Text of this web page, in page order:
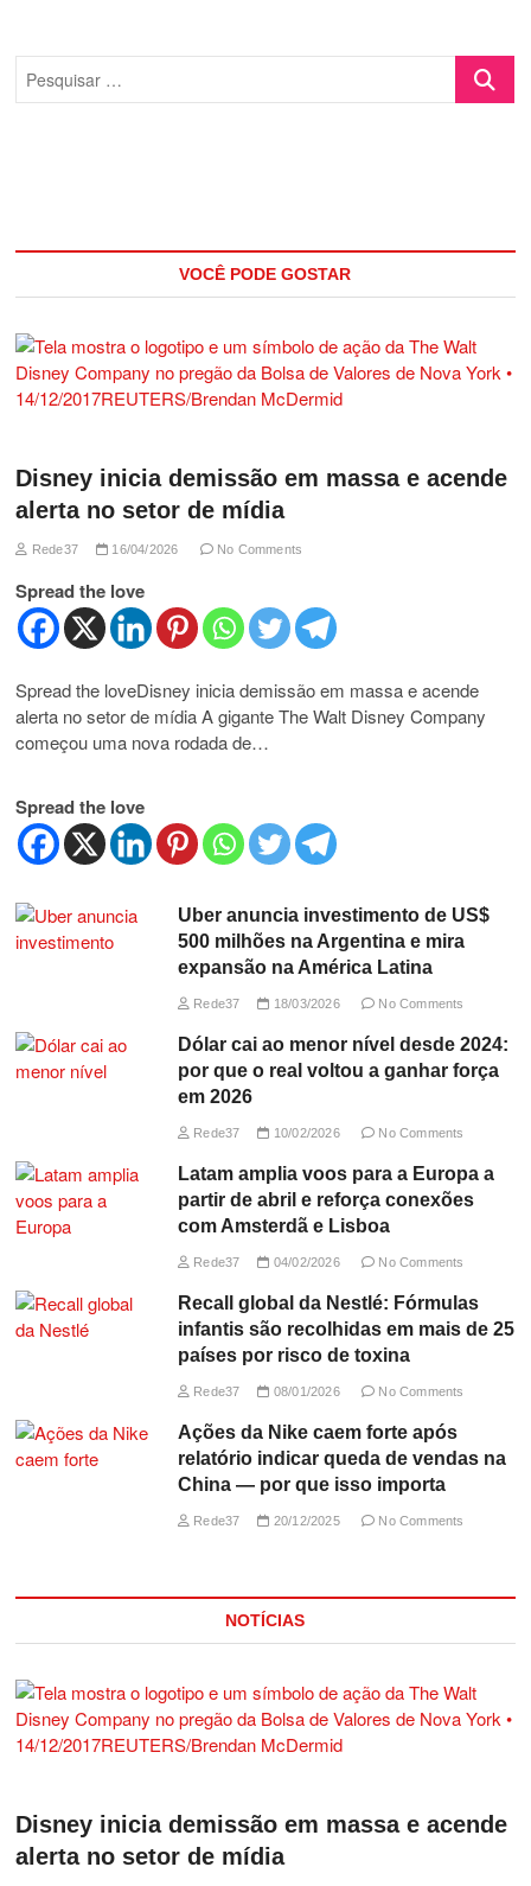
VOCÊ PODE GOSTAR
Disney inicia demissão em massa e acende
alerta no setor de mídia
Rede37 16/04/2026 No Comments
Spread the love
Spread the loveDisney inicia demissão em massa e acende
alerta no setor de mídia A gigante The Walt Disney Company
começou uma nova rodada de…
Spread the love
Uber anuncia investimento de US$
500 milhões na Argentina e mira
expansão na América Latina
Rede37 18/03/2026 No Comments
Dólar cai ao menor nível desde 2024:
por que o real voltou a ganhar força
em 2026
Rede37 10/02/2026 No Comments
Latam amplia voos para a Europa a
partir de abril e reforça conexões
com Amsterdã e Lisboa
Rede37 04/02/2026 No Comments
Recall global da Nestlé: Fórmulas
infantis são recolhidas em mais de 25
países por risco de toxina
Rede37 08/01/2026 No Comments
Ações da Nike caem forte após
relatório indicar queda de vendas na
China — por que isso importa
Rede37 20/12/2025 No Comments
NOTÍCIAS
Disney inicia demissão em massa e acende
alerta no setor de mídia